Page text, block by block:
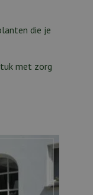
die je
met zorg